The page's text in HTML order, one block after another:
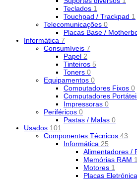
Teclados 1
Touchpad / Trackpad 1
Telecomunicações 0
Placas Base /
Informática 7
Consumíveis 7
Papel 2
Tinteiros 5
Toners 0
Equipamentos 0
Computadores Fixos 0
Computadores
Impressoras 0
Periféricos 0
Pastas / Malas 0
Usados 101
Componentes Técnicos 43
Informática 25
Alimentadores /
Memórias RAM
Motores 1
Placas